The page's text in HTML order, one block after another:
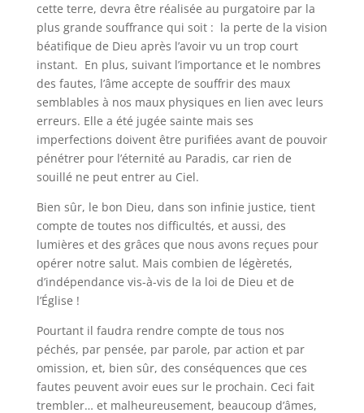
cette terre, devra être réalisée au purgatoire par la
plus grande souffrance qui soit : la perte de la vision
béatifique de Dieu après l’avoir vu un trop court
instant. En plus, suivant l’importance et le nombres
des fautes, l’âme accepte de souffrir des maux
semblables à nos maux physiques en lien avec leurs
erreurs. Elle a été jugée sainte mais ses
imperfections doivent être purifiées avant de pouvoir
pénétrer pour l’éternité au Paradis, car rien de
souillé ne peut entrer au Ciel.
Bien sûr, le bon Dieu, dans son infinie justice, tient
compte de toutes nos difficultés, et aussi, des
lumières et des grâces que nous avons reçues pour
opérer notre salut. Mais combien de légèretés,
d’indépendance vis-à-vis de la loi de Dieu et de
l’Église !
Pourtant il faudra rendre compte de tous nos
péchés, par pensée, par parole, par action et par
omission, et, bien sûr, des conséquences que ces
fautes peuvent avoir eues sur le prochain. Ceci fait
trembler… et malheureusement, beaucoup d’âmes,